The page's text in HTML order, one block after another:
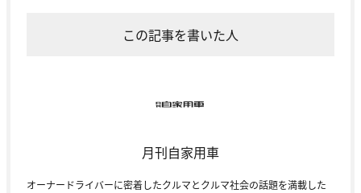
この記事を書いた人
月刊自家用車
オーナードライバーに密着したクルマとクルマ社会の話題を満載した